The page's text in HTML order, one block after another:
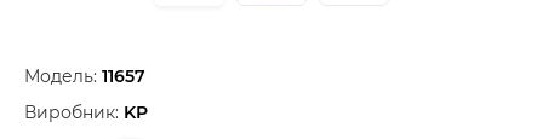
Модель: 11657
Виробник: KP